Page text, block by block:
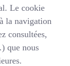
Le cookie
la navigation
consultées,
que nous